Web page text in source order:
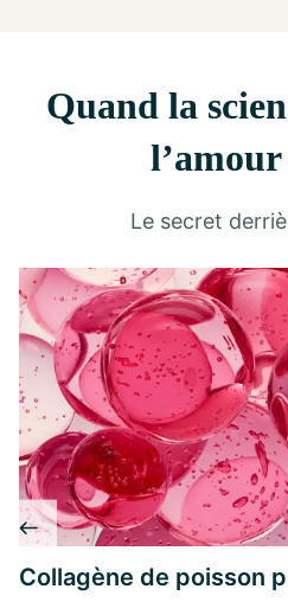
Quand la
l’amour
Le secret
Collagène de poisson